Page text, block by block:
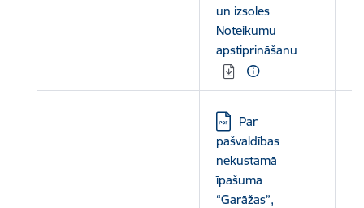
un izsoles
Noteikumu
apstiprināšanu
Lejupielādēt:
Par
pašvaldības
nekustamā
īpašuma
“Garāžas”,